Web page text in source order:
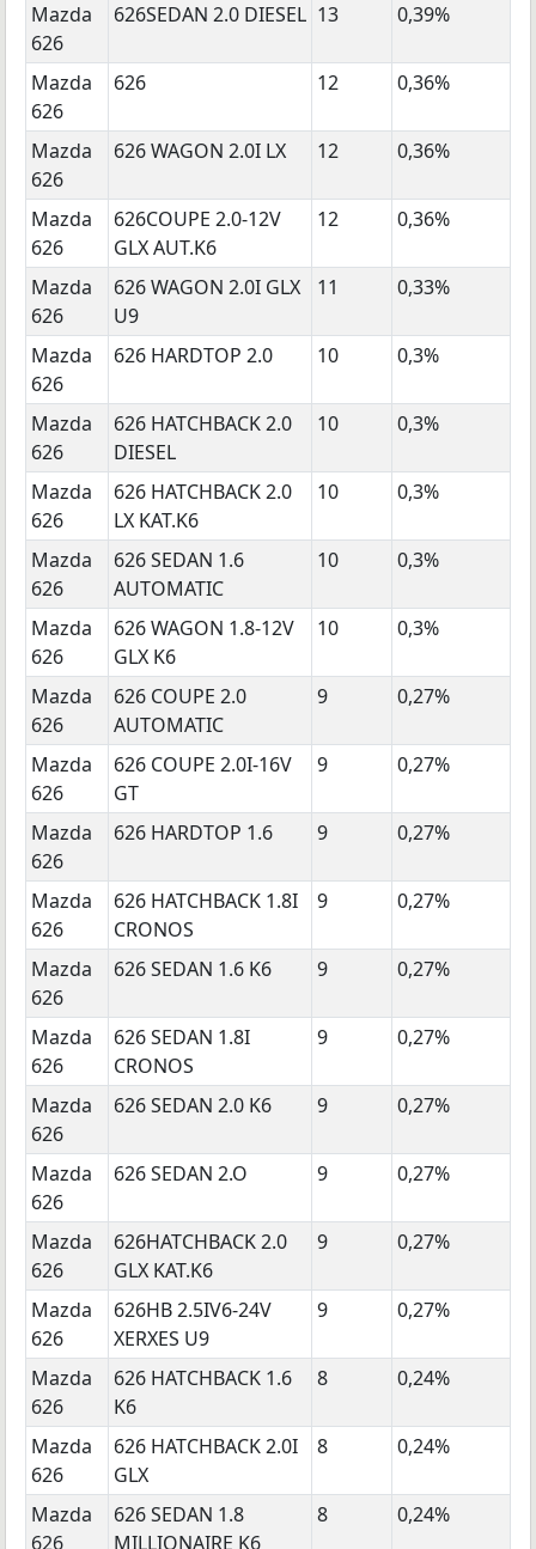
Mazda
626
626SEDAN 2.0 DIESEL 13 0,39%
Mazda
626
626 12 0,36%
Mazda
626
626 WAGON 2.0I LX 12 0,36%
Mazda
626
626COUPE 2.0-12V
GLX AUT.K6
12 0,36%
Mazda
626
626 WAGON 2.0I GLX
U9
11 0,33%
Mazda
626
626 HARDTOP 2.0 10 0,3%
Mazda
626
626 HATCHBACK 2.0
DIESEL
10 0,3%
Mazda
626
626 HATCHBACK 2.0
LX KAT.K6
10 0,3%
Mazda
626
626 SEDAN 1.6
AUTOMATIC
10 0,3%
Mazda
626
626 WAGON 1.8-12V
GLX K6
10 0,3%
Mazda
626
626 COUPE 2.0
AUTOMATIC
9 0,27%
Mazda
626
626 COUPE 2.0I-16V
GT
9 0,27%
Mazda
626
626 HARDTOP 1.6 9 0,27%
Mazda
626
626 HATCHBACK 1.8I
CRONOS
9 0,27%
Mazda
626
626 SEDAN 1.6 K6 9 0,27%
Mazda
626
626 SEDAN 1.8I
CRONOS
9 0,27%
Mazda
626
626 SEDAN 2.0 K6 9 0,27%
Mazda
626
626 SEDAN 2.O 9 0,27%
Mazda
626
626HATCHBACK 2.0
GLX KAT.K6
9 0,27%
Mazda
626
626HB 2.5IV6-24V
XERXES U9
9 0,27%
Mazda
626
626 HATCHBACK 1.6
K6
8 0,24%
Mazda
626
626 HATCHBACK 2.0I
GLX
8 0,24%
Mazda
626
626 SEDAN 1.8
MILLIONAIRE K6
8 0,24%